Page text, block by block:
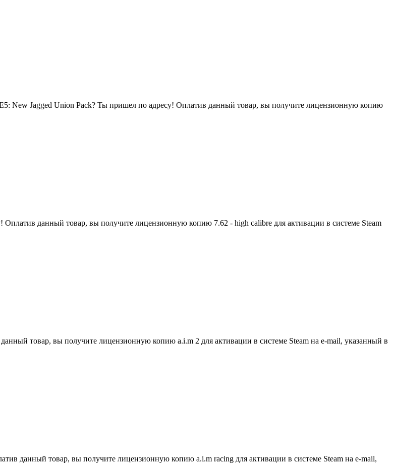
New Jagged Union Pack? Ты пришел по адресу! Оплатив данный товар, вы получите лицензионную копию
данный товар, вы получите лицензионную копию 7.62 - high calibre для активации в системе Steam
товар, вы получите лицензионную копию a.i.m 2 для активации в системе Steam на e-mail, указанный в
данный товар, вы получите лицензионную копию a.i.m racing для активации в системе Steam на e-mail,